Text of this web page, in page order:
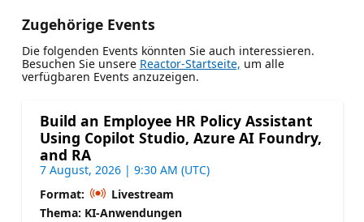
Zugehörige Events
Die folgenden Events könnten Sie auch interessieren.
Besuchen Sie unsere Reactor-Startseite, um alle
verfügbaren Events anzuzeigen.
Build an Employee HR Policy Assistant
Using Copilot Studio, Azure AI Foundry,
and RA
7 August, 2026 | 9:30 AM (UTC)
Format:
Livestream
Thema: KI-Anwendungen